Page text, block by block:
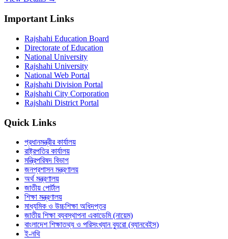
Important Links
Rajshahi Education Board
Directorate of Education
National University
Rajshahi University
National Web Portal
Rajshahi Division Portal
Rajshahi City Corporation
Rajshahi District Portal
Quick Links
প্রধানমন্ত্রীর কার্যালয়
রাষ্ট্রপতির কার্যালয়
মন্ত্রিপরিষদ বিভাগ
জনপ্রশাসন মন্ত্রণালয়
অর্থ মন্ত্রণালয়
জাতীয় পোর্টাল
শিক্ষা মন্ত্রণালয়
মাধ্যমিক ও উচ্চশিক্ষা অধিদপ্তর
জাতীয় শিক্ষা ব্যবস্থাপনা একাডেমি (নায়েম)
বাংলাদেশ শিক্ষাতথ্য ও পরিসংখ্যান ব্যুরো (ব্যানবেইস)
ই-নথি